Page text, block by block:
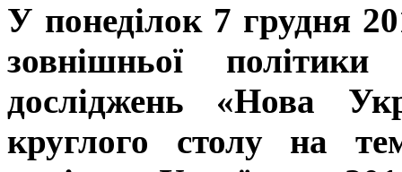
У понеділок 7 грудня
зовнішньої
досліджень «Нова
круглого столу на